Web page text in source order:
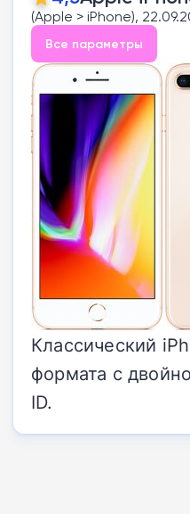
(Apple > iPhone),
Все параметры
Классический
формата с
ID.